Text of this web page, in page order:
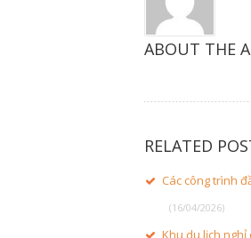
ABOUT THE
RELATED
Các công trình
(16/04/2026)
Khu du lịch nghỉ